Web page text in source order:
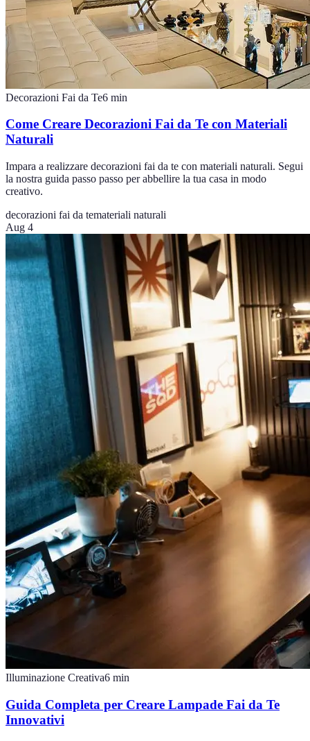
Decorazioni Fai da Te6 min
Come Creare Decorazioni Fai da Te con Materiali
Naturali
Impara a realizzare decorazioni fai da te con materiali naturali. Segui
la nostra guida passo passo per abbellire la tua casa in modo
creativo.
decorazioni fai da temateriali naturali
Aug 4
Illuminazione Creativa6 min
Guida Completa per Creare Lampade Fai da Te
Innovativi